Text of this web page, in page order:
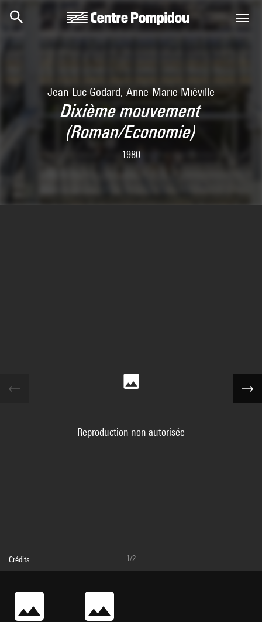
Jean-Luc Godard, Anne-Marie Miéville
Dixième mouvement
(Roman/Economie)
1980
Reproduction non autorisée
Crédits
© droits réservés
Centre Pompidou, MNAM-CCI
Réf. image : 2A41312 [1994 CX 1337]
1/2